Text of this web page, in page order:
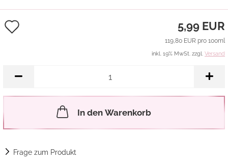
5,99 EUR
119,80 EUR pro 100ml
inkl. 19% MwSt. zzgl. Versand
In den Warenkorb
Frage zum Produkt